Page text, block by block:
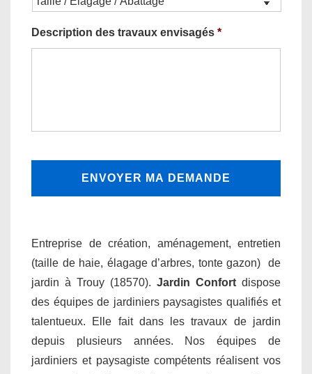
Description des travaux envisagés *
Entreprise de création, aménagement, entretien
(taille de haie, élagage d’arbres, tonte gazon) de
jardin à Trouy (18570). Jardin Confort dispose
des équipes de jardiniers paysagistes qualifiés et
talentueux. Elle fait dans les travaux de jardin
depuis plusieurs années. Nos équipes de
jardiniers et paysagiste compétents réalisent vos